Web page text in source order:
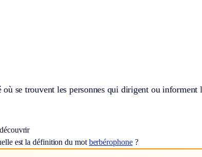
où se trouvent les personnes qui dirigent ou
est la définition du mot berbérophone?